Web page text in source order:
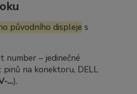
původního displeje s
number– jedinečné
pinů na konektoru, DELL
...).